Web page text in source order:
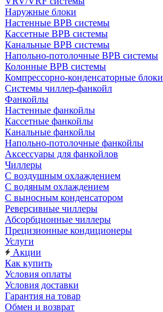
Наружные блоки
Настенные ВРВ системы
Кассетные ВРВ системы
Канальные ВРВ системы
Напольно-потолочные ВРВ системы
Колонные ВРВ системы
Компрессорно-конденсаторные блоки
Системы чиллер-фанкойл
Фанкойлы
Настенные фанкойлы
Кассетные фанкойлы
Канальные фанкойлы
Напольно-потолочные фанкойлы
Аксессуары для фанкойлов
Чиллеры
С воздушным охлаждением
С водяным охлаждением
С выносным конденсатором
Реверсивные чиллеры
Абсорбционные чиллеры
Прецизионные кондиционеры
Услуги
Акции
Как купить
Условия оплаты
Условия доставки
Гарантия на товар
Обмен и возврат